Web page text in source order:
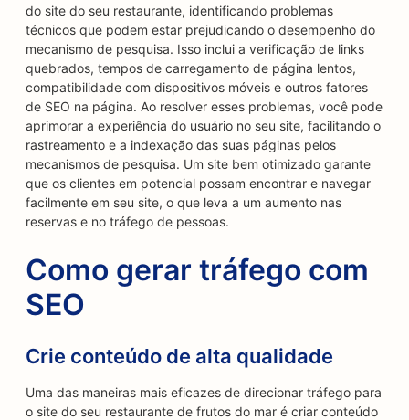
do site do seu restaurante, identificando problemas
técnicos que podem estar prejudicando o desempenho do
mecanismo de pesquisa. Isso inclui a verificação de links
quebrados, tempos de carregamento de página lentos,
compatibilidade com dispositivos móveis e outros fatores
de SEO na página. Ao resolver esses problemas, você pode
aprimorar a experiência do usuário no seu site, facilitando o
rastreamento e a indexação das suas páginas pelos
mecanismos de pesquisa. Um site bem otimizado garante
que os clientes em potencial possam encontrar e navegar
facilmente em seu site, o que leva a um aumento nas
reservas e no tráfego de pessoas.
Como gerar tráfego com
SEO
Crie conteúdo de alta qualidade
Uma das maneiras mais eficazes de direcionar tráfego para
o site do seu restaurante de frutos do mar é criar conteúdo